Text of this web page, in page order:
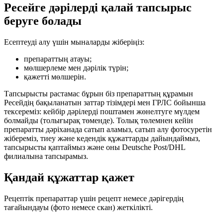
Ресейге дәрілерді қалай тапсырыс
беруге болады
Есептеуді алу үшін мыналарды жіберіңіз:
препараттың атауы;
мөлшерлеме мен дәрілік түрін;
қажетті мөлшерін.
Тапсырысты растамас бұрын біз препараттың құрамын
Ресейдің бақыланатын заттар тізімдері мен ГРЛС бойынша
тексереміз: кейбір дәрілерді поштамен жөнелтуге мүлдем
болмайды (толығырақ төменде). Толық төлемнен кейін
препаратты дәріханада сатып аламыз, сатып алу фотосуретін
жібереміз, тиеу және кедендік құжаттарды дайындаймыз,
тапсырысты қаптаймыз және оны Deutsche Post/DHL
филиалына тапсырамыз.
Қандай құжаттар қажет
Рецептік препараттар үшін рецепт немесе дәрігердің
тағайындауы (фото немесе скан) жеткілікті.